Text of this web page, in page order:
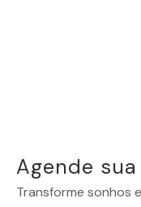
Agende
Transforme sonhos